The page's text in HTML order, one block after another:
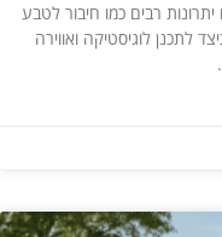
רבים כמו חיבור לטבע
לתכנן לוגיסטיקה ואווירה